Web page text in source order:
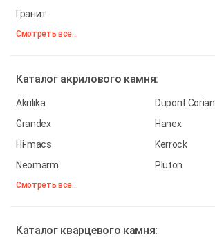
Гранит
Смотреть все...
Каталог акрилового камня:
Akrilika
Dupont Corian
Grandex
Hanex
Hi-macs
Kerrock
Neomarm
Pluton
Смотреть все...
Каталог кварцевого камня: